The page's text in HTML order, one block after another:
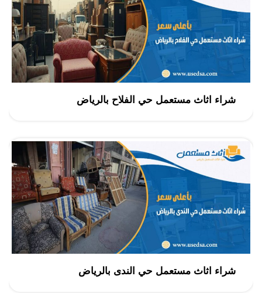
شراء اثاث مستعمل حي الفلاح بالرياض
شراء اثاث مستعمل حي الندى بالرياض